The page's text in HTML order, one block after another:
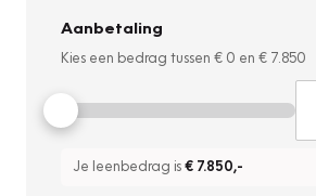
Aanbetaling
Kies een bedrag tussen € 0 en € 7.850
Je leenbedrag is€ 7.850,-